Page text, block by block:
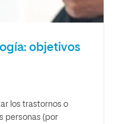
objetivos
los trastornos o
personas (por